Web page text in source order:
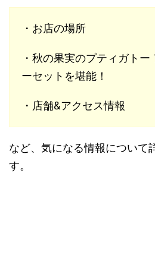
・お店の場所
・秋の果実のプティガトー
ーセットを堪能！
・店舗&アクセス情報
など、気になる情報について
す。